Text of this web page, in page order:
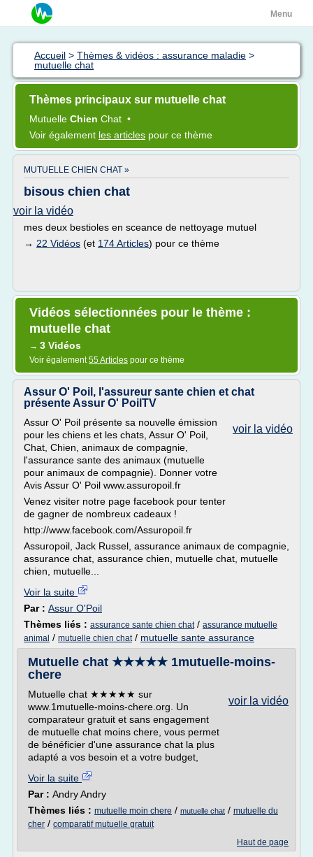
Menu
Accueil > Thèmes & vidéos : assurance maladie >
mutuelle chat
Thèmes principaux sur mutuelle chat
Mutuelle Chien Chat •
Voir également les articles pour ce thème
MUTUELLE CHIEN CHAT »
bisous chien chat
voir la vidéo
mes deux bestioles en sceance de nettoyage mutuel
→ 22 Vidéos (et 174 Articles) pour ce thème
Vidéos sélectionnées pour le thème :
mutuelle chat
→ 3 Vidéos
Voir également55 Articles pour ce thème
Assur O' Poil, l'assureur sante chien et chat
présente Assur O' PoilTV
voir la vidéo
Assur O' Poil présente sa nouvelle émission
pour les chiens et les chats, Assur O' Poil,
Chat, Chien, animaux de compagnie,
l'assurance sante des animaux (mutuelle
pour animaux de compagnie). Donner votre
Avis Assur O' Poil www.assuropoil.fr
Venez visiter notre page facebook pour tenter
de gagner de nombreux cadeaux !
http://www.facebook.com/Assuropoil.fr
Assuropoil, Jack Russel, assurance animaux de compagnie,
assurance chat, assurance chien, mutuelle chat, mutuelle
chien, mutuelle...
Voir la suite
Par : Assur O'Poil
Thèmes liés : assurance sante chien chat/ assurance mutuelle
animal / mutuelle chien chat/ mutuelle sante assurance
Mutuelle chat ★★★★★ 1mutuelle-moins-
chere
voir la vidéo
Mutuelle chat ★★★★★ sur
www.1mutuelle-moins-chere.org. Un
comparateur gratuit et sans engagement
de mutuelle chat moins chere, vous permet
de bénéficier d'une assurance chat la plus
adapté a vos besoin et a votre budget,
Voir la suite
Par : Andry Andry
Thèmes liés : mutuelle moin chere / mutuelle chat / mutuelle du
cher / comparatif mutuelle gratuit
Haut de page